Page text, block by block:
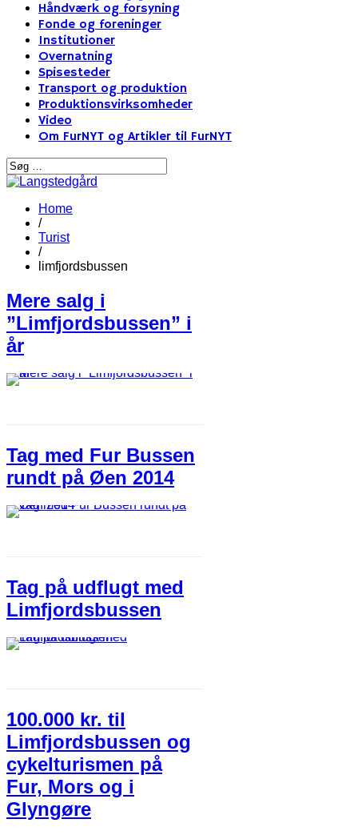
Håndværk og forsyning
Fonde og foreninger
Institutioner
Overnatning
Spisesteder
Transport og produktion
Produktionsvirksomheder
Video
Om FurNYT og Artikler til FurNYT
Home
/
Turist
/
limfjordsbussen
Mere salg i
”Limfjordsbussen” i
år
Tag med Fur Bussen
rundt på Øen 2014
Tag på udflugt med
Limfjordsbussen
100.000 kr. til
Limfjordsbussen og
cykelturismen på
Fur, Mors og i
Glyngøre